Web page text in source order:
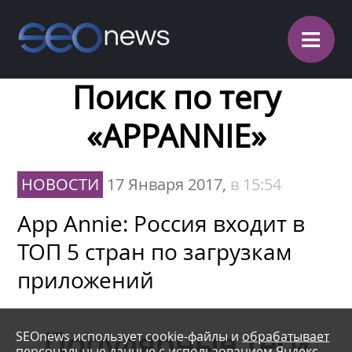
≡
Поиск по тегу
«APPANNIE»
НОВОСТИ 17 Января 2017, в 15:54
App Annie: Россия входит в
ТОП 5 стран по загрузкам
приложений
SEOnews использует cookie-файлы и обрабатывает